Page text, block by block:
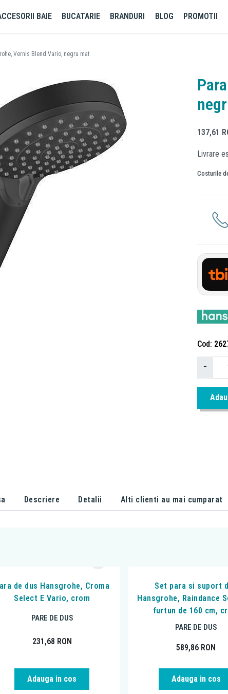
BAIE BUCATARIE BRANDURI BLOG PROMOTII
Vernis Blend Vario, negru mat
137,61
Livrare
Costurile
Cod
−
Descriere Detalii Alti clienti au mai cumparat
de dus Hansgrohe, Croma
Select E Vario, crom
PARE DE DUS
231,68 RON
Adauga in cos
Set para si suport
Hansgrohe, Raindance
furtun de 160 cm,
PARE DE DUS
589,86 RON
Adauga in cos